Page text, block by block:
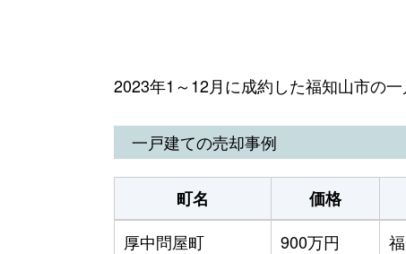
2023年1～12月に成約した福知山市の一
一戸建ての売却事例
町名 価格
厚中問屋町
900万円